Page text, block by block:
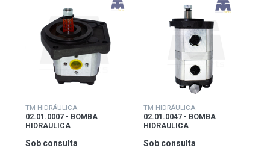
TM HIDRÁULICA
02.01.0007 - BOMBA
HIDRAULICA
Sob consulta
TM HIDRÁULICA
02.01.0047 - BOMBA
HIDRAULICA
Sob consulta